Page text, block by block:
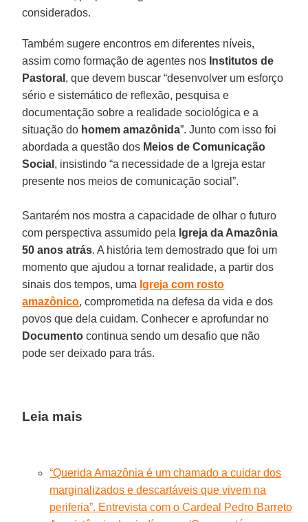
considerados.
Também sugere encontros em diferentes níveis,
assim como formação de agentes nos Institutos de
Pastoral , que devem buscar “desenvolver um esforço
sério e sistemático de reflexão, pesquisa e
documentação sobre a realidade sociológica e a
situação do homem amazônida”. Junto com isso foi
abordada a questão dos Meios de Comunicação
Social , insistindo “a necessidade de a Igreja estar
presente nos meios de comunicação social”.
Santarém nos mostra a capacidade de olhar o futuro
com perspectiva assumido pela Igreja da Amazônia
50 anos atrás. A história tem demostrado que foi um
momento que ajudou a tornar realidade, a partir dos
sinais dos tempos, uma Igreja com rosto
amazônico, comprometida na defesa da vida e dos
povos que dela cuidam. Conhecer e aprofundar no
Documento continua sendo um desafio que não
pode ser deixado para trás.
Leia mais
“Querida Amazônia é um chamado a cuidar dos
marginalizados e descartáveis que vivem na
periferia”. Entrevista com o Cardeal Pedro Barreto